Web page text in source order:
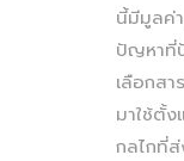
นี้มีมูลค่า
ปัญหาที่
เลือกส
มาใช้ตั้
กลไกที่